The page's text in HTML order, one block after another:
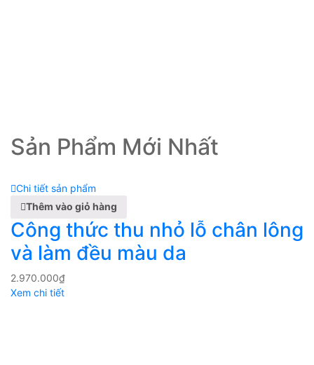
Sản Phẩm Mới Nhất
Chi tiết sản phẩm
Thêm vào giỏ hàng
Công thức thu nhỏ lỗ chân lông
và làm đều màu da
2.970.000₫
Xem chi tiết